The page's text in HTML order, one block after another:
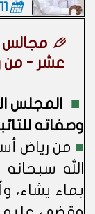
مجالس
عشر - من
■
المجلس
وصفاته
■ من رياض
الله
بماء يشاء،